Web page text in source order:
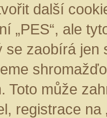
další
„PES“, ale
se zaobírá jen
Toto může
registrace